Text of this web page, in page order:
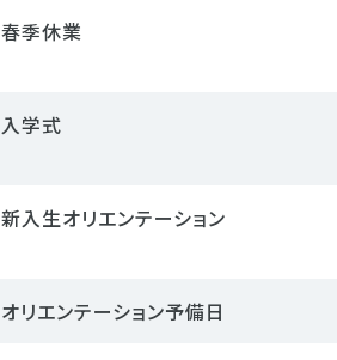
春季休業
入学式
新入生オリエンテーション
オリエンテーション予備日